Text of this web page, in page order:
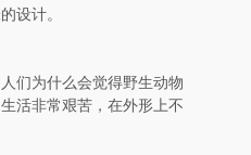
设计。
为什么会觉得野生动物
活非常艰苦，在外形上不